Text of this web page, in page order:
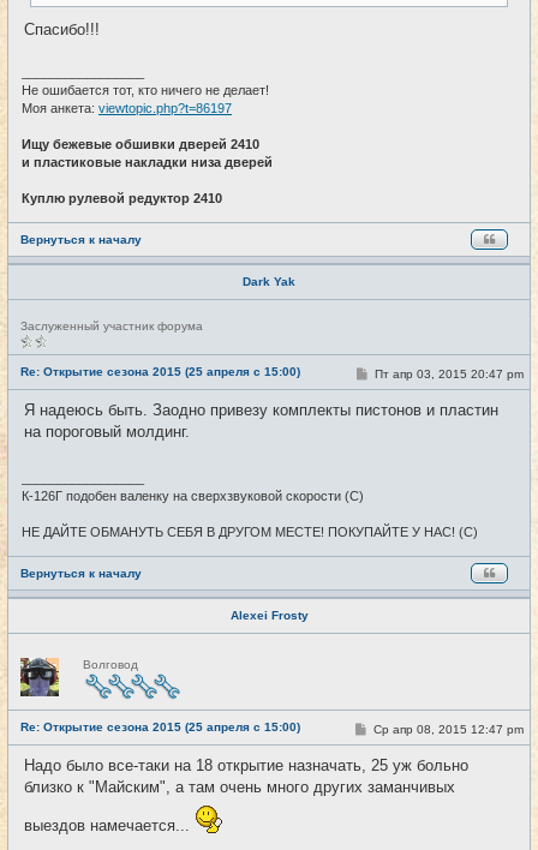
Спасибо!!!
Не ошибается тот, кто ничего не делает!
Моя анкета: viewtopic.php?t=86197
Ищу бежевые обшивки дверей 2410
и пластиковые накладки низа дверей
Куплю рулевой редуктор 2410
Вернуться к началу
Dark Yak
Н
е
в
с
е
т
и
Заслуженный участник форума
Re: Открытие сезона 2015 (25 апреля с 15:00) #25
С
о
б
Пт апр 03, 2015 20:47 pm
Я надеюсь быть. Заодно привезу комплекты пистонов и пластин
на пороговый молдинг.
К-126Г подобен валенку на сверхзвуковой скорости (С)
НЕ ДАЙТЕ ОБМАНУТЬ СЕБЯ В ДРУГОМ МЕСТЕ! ПОКУПАЙТЕ У НАС! (С)
Вернуться к началу
Alexei Frosty
Н
е
в
с
е
т
и
Волговод
Re: Открытие сезона 2015 (25 апреля с 15:00) #26
С
о
о
б
щ
Ср апр 08, 2015 12:47 pm
Надо было все-таки на 18 открытие назначать, 25 уж больно
близко к "Майским", а там очень много других заманчивых
выездов намечается...